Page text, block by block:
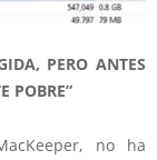
PERO ANTES
POBRE”
no ha